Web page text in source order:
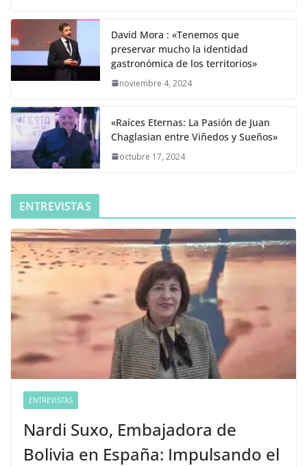
David Mora : «Tenemos que
preservar mucho la identidad
gastronómica de los territorios»
noviembre 4, 2024
«Raíces Eternas: La Pasión de Juan
Chaglasian entre Viñedos y Sueños»
octubre 17, 2024
ENTREVISTAS
ENTREVISTAS
Nardi Suxo, Embajadora de
Bolivia en España: Impulsando el